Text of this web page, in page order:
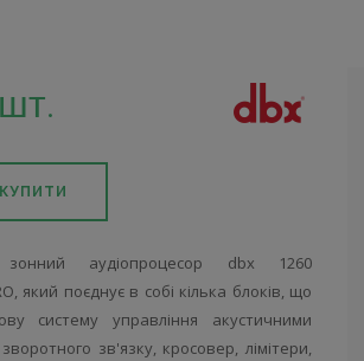
зонний аудіопроцесор dbx 1260
який поєднує в собі кілька блоків, що
систему управління акустичними
зв'язку, кросовер, лімітери,